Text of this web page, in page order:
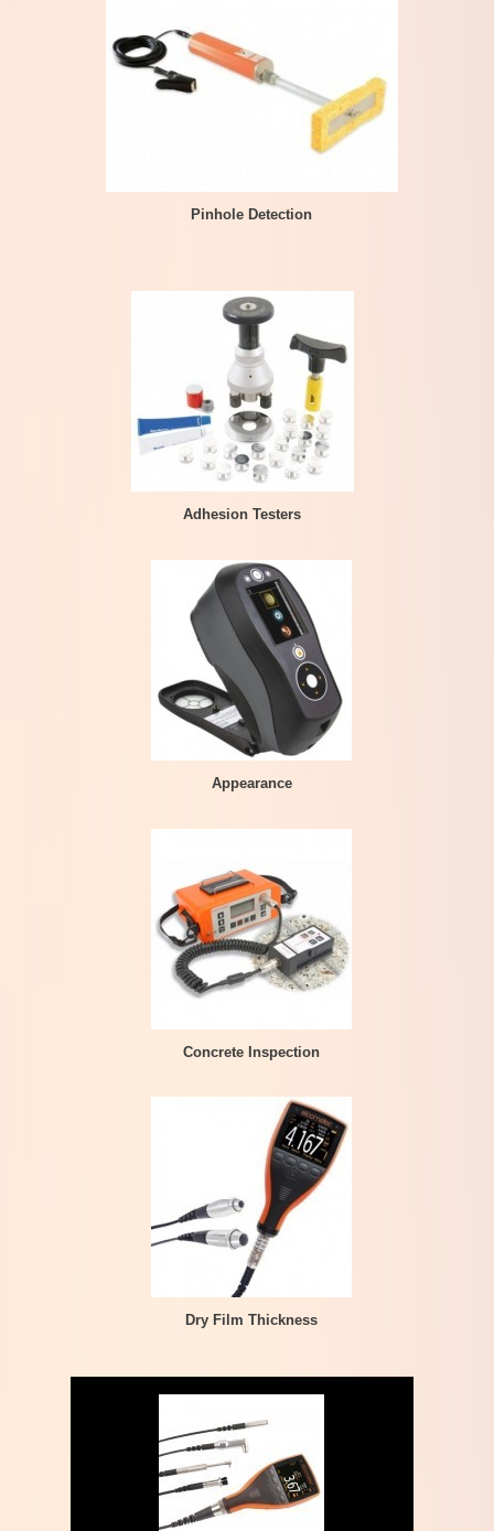
Pinhole Detection
Adhesion Testers
Appearance
Concrete Inspection
Dry Film Thickness